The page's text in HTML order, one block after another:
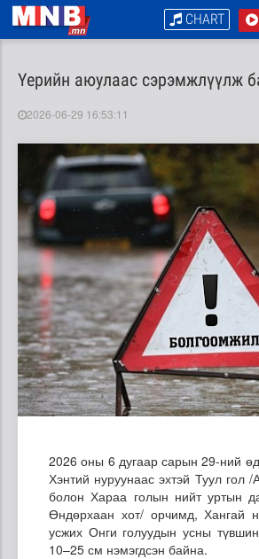
CHART
Үерийн аюулаас сэрэмжлүүлж
2026-06-29 16:53:11
2026 оны 6 дугаар сарын 29-ний
Хэнтий нуруунаас эхтэй Туул гол /
болон Хараа голын нийт уртын
Өндөрхаан хот/ орчимд, Хангай
усжих Онги голуудын усны
10–25 см нэмэгдсэн байна.